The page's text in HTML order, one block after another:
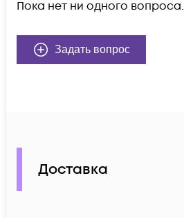
Пока нет ни одного вопроса.
Задать вопрос
Доставка